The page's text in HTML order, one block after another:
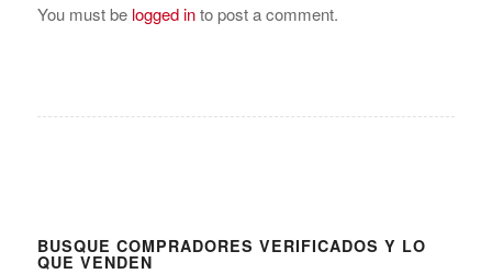
You must be logged into post a comment.
BUSQUE COMPRADORES VERIFICADOS Y LO
QUE VENDEN